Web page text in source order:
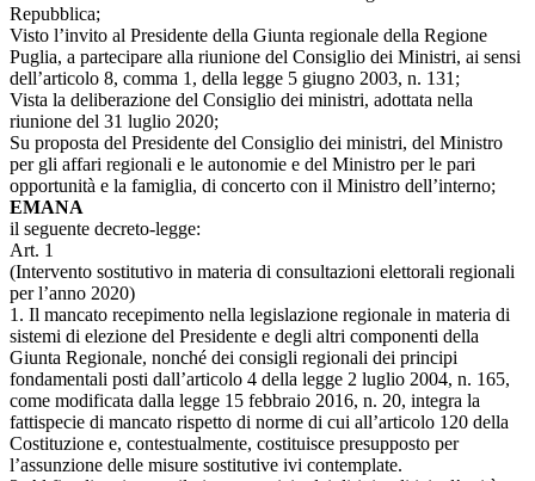
Repubblica;
Visto l’invito al Presidente della Giunta regionale della Regione
Puglia, a partecipare alla riunione del Consiglio dei Ministri, ai sensi
dell’articolo 8, comma 1, della legge 5 giugno 2003, n. 131;
Vista la deliberazione del Consiglio dei ministri, adottata nella
riunione del 31 luglio 2020;
Su proposta del Presidente del Consiglio dei ministri, del Ministro
per gli affari regionali e le autonomie e del Ministro per le pari
opportunità e la famiglia, di concerto con il Ministro dell’interno;
EMANA
il seguente decreto-legge:
Art. 1
(Intervento sostitutivo in materia di consultazioni elettorali regionali
per l’anno 2020)
1. Il mancato recepimento nella legislazione regionale in materia di
sistemi di elezione del Presidente e degli altri componenti della
Giunta Regionale, nonché dei consigli regionali dei principi
fondamentali posti dall’articolo 4 della legge 2 luglio 2004, n. 165,
come modificata dalla legge 15 febbraio 2016, n. 20, integra la
fattispecie di mancato rispetto di norme di cui all’articolo 120 della
Costituzione e, contestualmente, costituisce presupposto per
l’assunzione delle misure sostitutive ivi contemplate.